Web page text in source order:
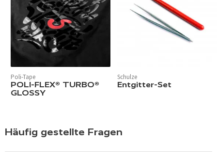
Poli-Tape
POLI-FLEX® TURBO®
GLOSSY
Schulze
Entgitter-Set
Häufig gestellte Fragen